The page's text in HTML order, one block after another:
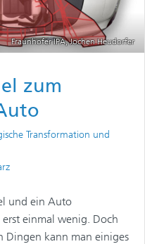
Fraunhofer IPA, Jochen Heudorfer
zum
Transformation und
und ein Auto
einmal wenig. Doch
Dingen kann man einiges